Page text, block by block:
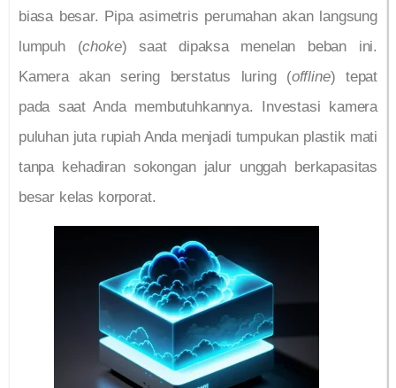
biasa besar. Pipa asimetris perumahan akan langsung
lumpuh (choke) saat dipaksa menelan beban ini.
Kamera akan sering berstatus luring (offline) tepat
pada saat Anda membutuhkannya. Investasi kamera
puluhan juta rupiah Anda menjadi tumpukan plastik mati
tanpa kehadiran sokongan jalur unggah berkapasitas
besar kelas korporat.